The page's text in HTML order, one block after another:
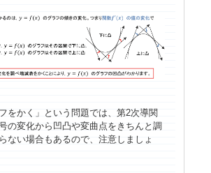
をかく」という問題では、第2次導関
の変化から凹凸や変曲点をきちんと調
ない場合もあるので、注意しましょ